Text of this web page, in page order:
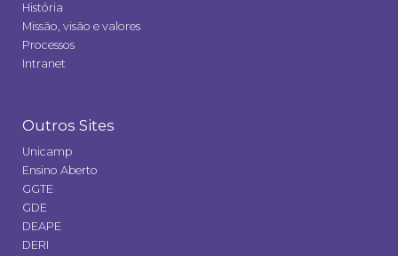
História
Missão, visão e valores
Processos
Intranet
Outros Sites
Unicamp
Ensino Aberto
GGTE
GDE
DEAPE
DERI